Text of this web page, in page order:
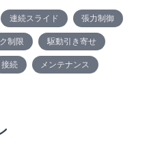
連続スライド
張力制御
制限
駆動引き寄せ
接続
メンテナンス